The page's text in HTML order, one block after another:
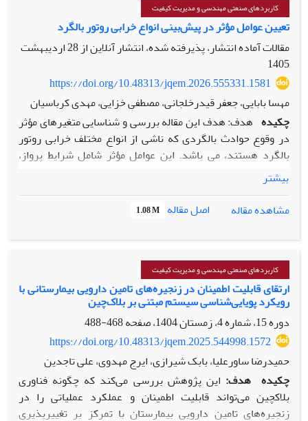
کاربردهای صنعتی مهندسی و مدیریت کیفیت
تعیین عوامل مؤثر در پیش‌بینی انواع خرابی روتور بالگرد
مقالات آماده انتشار، پذیرفته شده، انتشار آنلاین از
28 اردیبهشت
1405
https://doi.org/10.48313/jqem.2026.555331.1581
مهسا بابایی، جعفر قیدرخلجانی، مصطفی خزایی، مهدی کرباسیان
چکیده هدف: هدف این مقاله بررسی و شناسایی متغیرهای مؤثر
در وقوع حوادث بالگردی که ناشی از انواع مختلف خرابی روتور
بالگرد هستند، می باشد. این عوامل مؤثر شامل شرایط پرواز،
شرایط تعمیر و نگهداری و پیکربندی بالگرد است. با این رویکرد،
می‌توان حوادث را به طور مؤثرتری بررسی کرد و ایمنی پرواز را به
طور قابل توجهی بهبود بخشید.
روش‌شناسی پژوهش: با تجزیه و تحلیل ۱۳۵ حادثه خرابی روتور از
هشت کلاس خرابی شناسایی شد. با نظرسنجی از متخصصان و
بررسی مقالات در زمینه حوادث بالگردی، نه ویژگی به عنوان
عوامل احتمالی موثردر وقوع حوادث بالگردی پیشنهاد شد. اهمیت
این عوامل با کمک پنج روش انتخاب ویژگی بررسی شده است.
حداکثر وزن برخاستن، تعداد ساعات پرواز بعد از آخرین بازرسی،
نوع آخرین بازرسی، توان موتور بالگرد، کل ساعات پروازی، ارتفاع،
سرعت باد، جهت باد و فاز پرواز به عنوان ویژگی‌های ورودی در
نظر گرفته شده‌اند. پنج روش شناخته‌شده انتخاب ویژگی، شامل
ماتریس همبستگی، روش Extreme Gradient Boosting ، اطلاعات
بیشتر
مشاهده مقاله
اصل مقاله 1.08 M
کاربردهای صنعتی مهندسی و مدیریت کیفیت
ارتقای قابلیت اطمینان در زنجیره‌های تامین دارویی بیمارستانی با
رویکرد پویایی‌شناسی سیستم‌ مبتنی بر بلاک‌چین
دوره 15، شماره 4، زمستان 1404، صفحه
468-488
https://doi.org/10.48313/jqem.2025.544998.1572
حمیدرضا ساورعلیا، بابک شیرازی، ایرج مهدوی، علی تاجدین
چکیده هدف: این پژوهش بررسی می‌کند که چگونه فناوری
بلاکچین می‌تواند قابلیت اطمینان و عملکرد عملیاتی را در
زنجیره‌های تامین دارویی بیمارستان با تمرکز بر تغییرپذیری